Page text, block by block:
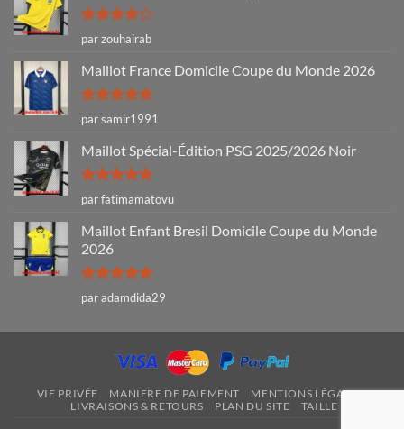
Note4
sur 5
par zouhairab
Maillot France Domicile Coupe du Monde 2026
Note5sur
5
par samir1991
Maillot Spécial-Édition PSG 2025/2026 Noir
Note5sur
5
par fatimamatovu
Maillot Enfant Bresil Domicile Coupe du Monde
2026
Note5sur
5
par adamdida29
VIE PRIVÉE MANIERE DE PAIEMENT
MENTIONS LÉGALES
LIVRAISONS & RETOURS
PLAN DU SITE TAILLE